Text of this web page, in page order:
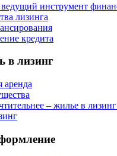
инструмент
лизинга
кредита
в лизинг
аренда
– жилье в